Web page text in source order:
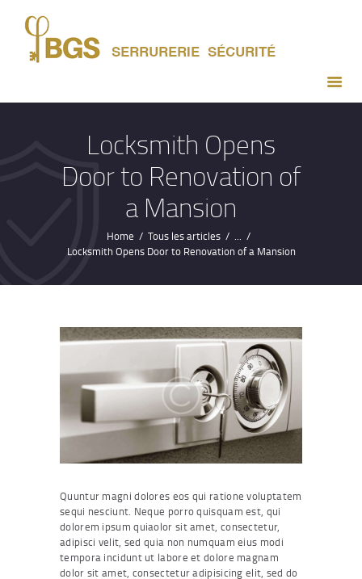
Locksmith Opens
Door to Renovation of
a Mansion
Home Tous les articles
...
Locksmith Opens Door to Renovation of a Mansion
PRESTATIONS
CONTACT
Quuntur magni dolores eos qui ratione voluptatem
sequi nesciunt. Neque porro quisquam est, qui
dolorem ipsum quiaolor sit amet, consectetur,
adipisci velit, sed quia non numquam eius modi
tempora incidunt ut labore et dolore magnam
dolor sit amet, consectetur adipisicing elit, sed do